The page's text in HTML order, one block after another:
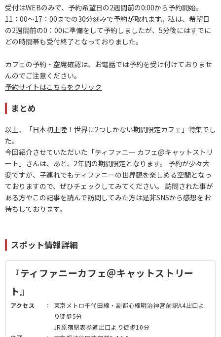
受付はWEBのみで、予約希望日の2週間前の0:00から予約開始。
11：00～17：00までの30分刻みで予約が取れます。私は、希望日
の2週間前の0：00に準備をして予約しましたが、5分後にはすでに
どの時間帯も受付終了となっておりました。
カフェの予約・空席確認は、お電話では予約を受け付けておりませ
んのでご注意ください。
予約サイトはこちらをクリック
まとめ
以上、「日本初上陸！世界に2つしかない期間限定カフェ」特集でし
た。
今回紹介させていただいた「ティファニー カフェ@キャットストリ
ート」さんは、あと、2年間の期間限定となります。 予約が少々大
変ですが、子連れでもティファニーの世界観を楽しめる空間となっ
ておりますので、ぜひチェックしてみてください。 訪問された事が
ある方やこの記事を読んで訪問してみた方は是非SNSから感想をお
待ちしております。
スポット情報詳細
『ティファニーカフェ＠キャットストリー
ト』
アクセス ：
東京メトロ千代田線・副都心線明治神宮前駅A4出口よ
り徒歩5分
JR原宿駅表参道出口より徒歩10分